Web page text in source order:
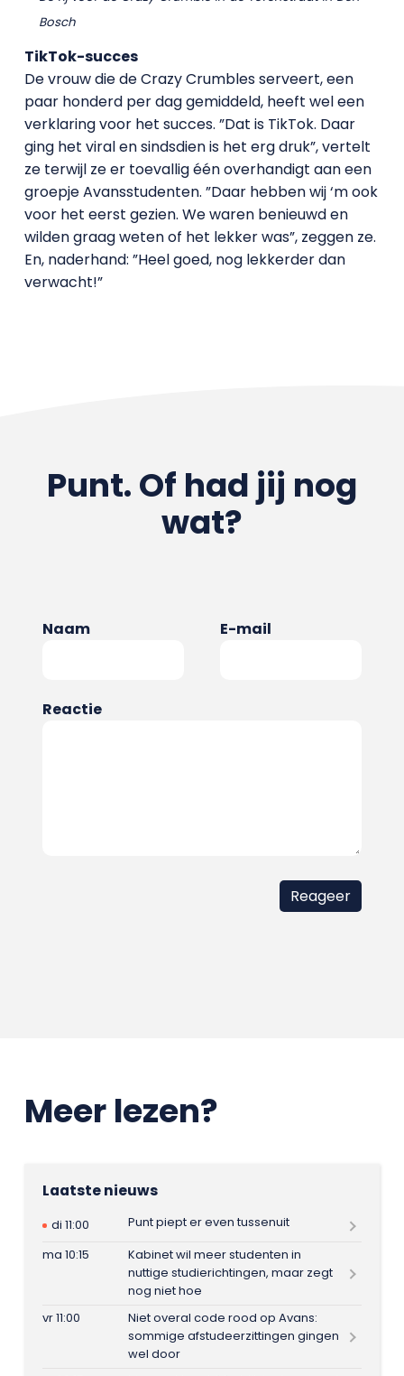
Bosch
TikTok-succes
De vrouw die de Crazy Crumbles serveert, een
paar honderd per dag gemiddeld, heeft wel een
verklaring voor het succes. ”Dat is TikTok. Daar
ging het viral en sindsdien is het erg druk”, vertelt
ze terwijl ze er toevallig één overhandigt aan een
groepje Avansstudenten. ”Daar hebben wij ‘m ook
voor het eerst gezien. We waren benieuwd en
wilden graag weten of het lekker was”, zeggen ze.
En, naderhand: ”Heel goed, nog lekkerder dan
verwacht!”
Punt. Of had jij nog
wat?
Naam E-mail
Reactie
Meer lezen?
Laatste nieuws
di 11:00
Punt piept er even tussenuit
ma 10:15
Kabinet wil meer studenten in
nuttige studierichtingen, maar zegt
nog niet hoe
vr 11:00
Niet overal code rood op Avans:
sommige afstudeerzittingen gingen
wel door